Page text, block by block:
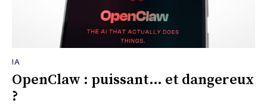
IA
OpenClaw : puissant… et dangereux
?